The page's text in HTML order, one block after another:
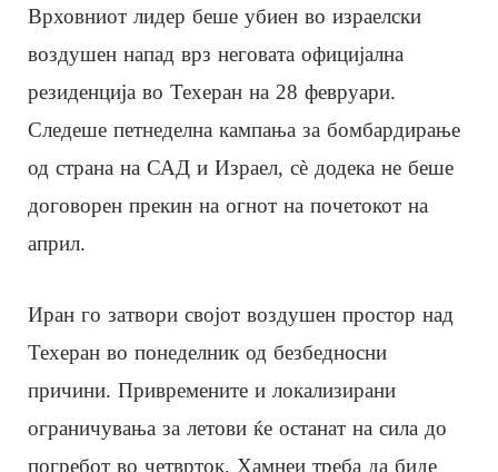
Врховниот лидер беше убиен во израелски
воздушен напад врз неговата официјална
резиденција во Техеран на 28 февруари.
Следеше петнеделна кампања за бомбардирање
од страна на САД и Израел, сè додека не беше
договорен прекин на огнот на почетокот на
април.
Иран го затвори својот воздушен простор над
Техеран во понеделник од безбедносни
причини. Привремените и локализирани
ограничувања за летови ќе останат на сила до
погребот во четврток. Хамнеи треба да биде